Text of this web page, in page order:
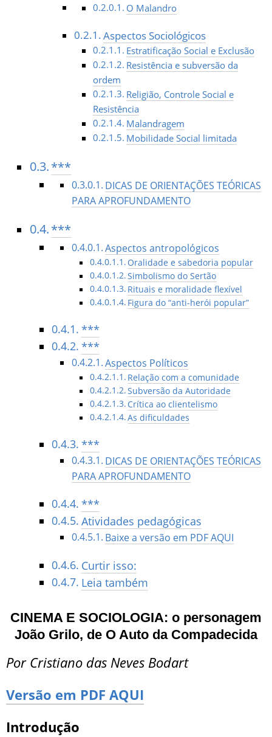
O Malandro
Aspectos Sociológicos
Estratificação Social e Exclusão
Resistência e subversão da
ordem
Religião, Controle Social e
Resistência
Malandragem
Mobilidade Social limitada
***
DICAS DE ORIENTAÇÕES TEÓRICAS
PARA APROFUNDAMENTO
***
Aspectos antropológicos
Oralidade e sabedoria popular
Simbolismo do Sertão
Rituais e moralidade flexível
Figura do “anti-herói popular”
***
***
Aspectos Políticos
Relação com a comunidade
Subversão da Autoridade
Crítica ao clientelismo
As dificuldades
***
DICAS DE ORIENTAÇÕES TEÓRICAS
PARA APROFUNDAMENTO
***
Atividades pedagógicas
Baixe a versão em PDF AQUI
Curtir isso:
Leia também
CINEMA E SOCIOLOGIA: o personagem
João Grilo, de O Auto da Compadecida
Por Cristiano das Neves Bodart
Versão em PDF AQUI
Introdução